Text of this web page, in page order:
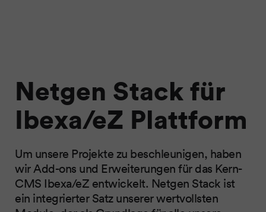
Netgen Stack für
Ibexa/eZ Plattform
Um unsere Projekte zu beschleunigen, haben
wir Add-ons und Erweiterungen für das Kern-
CMS Ibexa/eZ entwickelt. Netgen Stack ist
ein integrierter Satz unserer wertvollsten